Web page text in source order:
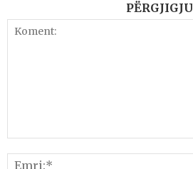
PËRGJIGJU